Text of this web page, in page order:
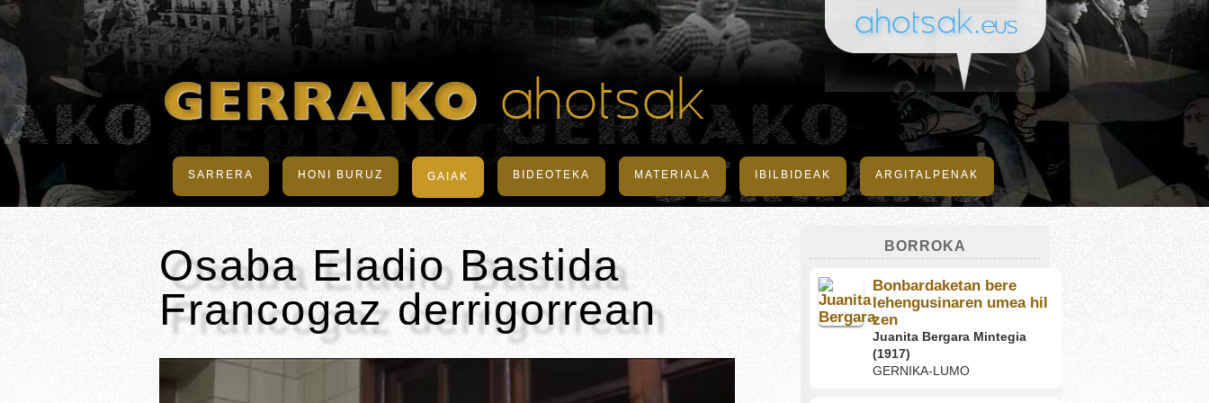
SARRERA HONI BURUZ GAIAK BIDEOTEKA MATERIALA IBILBIDEAK ARGITALPENAK
Osaba Eladio Bastida
Francogaz derrigorrean
BORROKA
Bonbardaketan bere
lehengusinaren umea hil
zen
Juanita Bergara Mintegia
(1917)
GERNIKA-LUMO